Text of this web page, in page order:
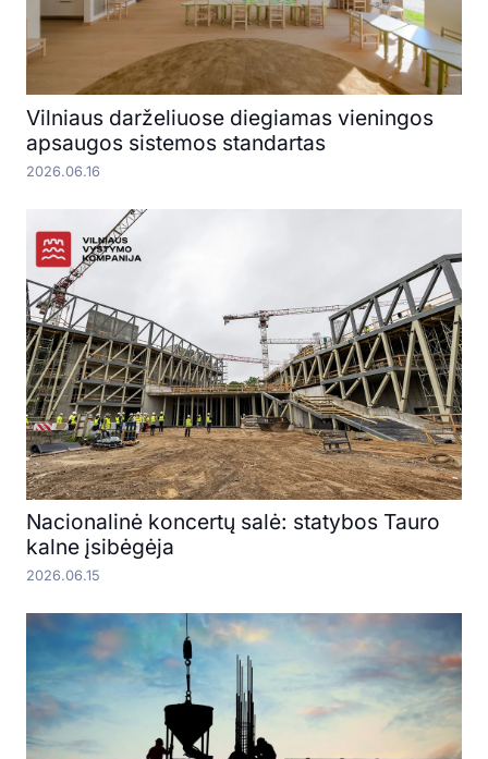
Vilniaus darželiuose diegiamas vieningos
apsaugos sistemos standartas
2026.06.16
Nacionalinė koncertų salė: statybos Tauro
kalne įsibėgėja
2026.06.15